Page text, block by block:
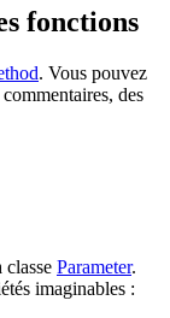
fonctions
. Vous pouvez
des
classe Parameter.
imaginables :